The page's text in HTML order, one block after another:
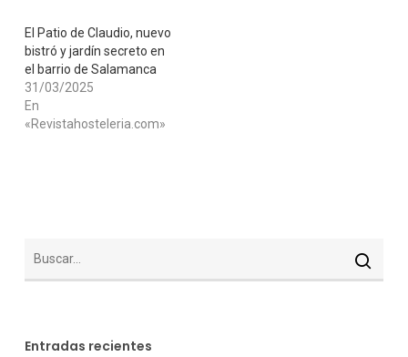
El Patio de Claudio, nuevo
bistró y jardín secreto en
el barrio de Salamanca
31/03/2025
En
«Revistahosteleria.com»
Entradas recientes